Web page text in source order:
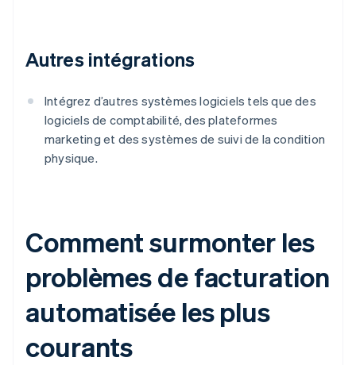
Autres intégrations
Intégrez d’autres systèmes logiciels tels que des
logiciels de comptabilité, des plateformes
marketing et des systèmes de suivi de la condition
physique.
Comment surmonter les
problèmes de facturation
automatisée les plus
courants